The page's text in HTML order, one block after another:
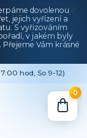
dovolenou.
jejich vyřízení a
S vyřizováním
v jakém byly
Vám krásné
hod, So 9-12)
0